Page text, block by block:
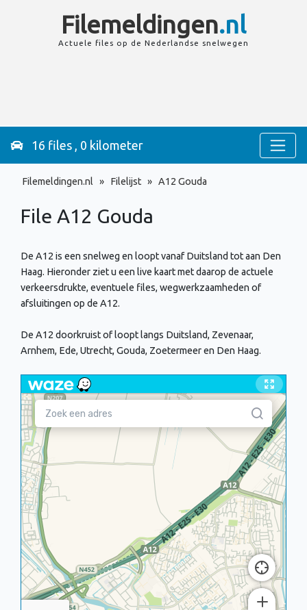
Filemeldingen.nl
Actuele files op de Nederlandse snelwegen
16 files , 0 kilometer
Filemeldingen.nl » Filelijst » A12 Gouda
File A12 Gouda
De A12 is een snelweg en loopt vanaf Duitsland tot aan Den
Haag. Hieronder ziet u een live kaart met daarop de actuele
verkeersdrukte, eventuele files, wegwerkzaamheden of
afsluitingen op de A12.
De A12 doorkruist of loopt langs Duitsland, Zevenaar,
Arnhem, Ede, Utrecht, Gouda, Zoetermeer en Den Haag.